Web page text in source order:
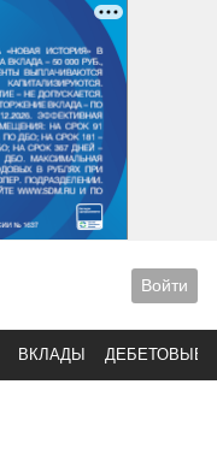
Войти
ВКЛАДЫ ДЕБЕТОВЫЕ